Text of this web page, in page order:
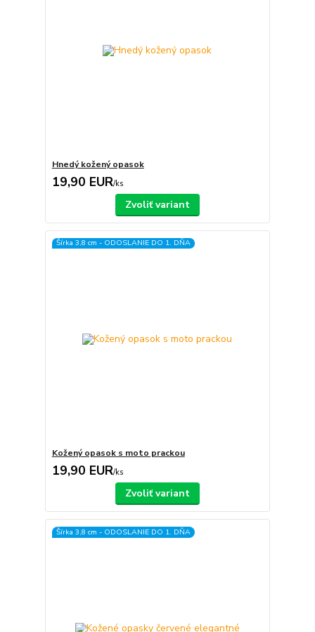
Hnedý kožený opasok
19,90 EUR/ks
Zvoliť variant
Šírka 3,8 cm - ODOSLANIE DO 1. DŇA
Kožený opasok s moto prackou
19,90 EUR/ks
Zvoliť variant
Šírka 3,8 cm - ODOSLANIE DO 1. DŇA